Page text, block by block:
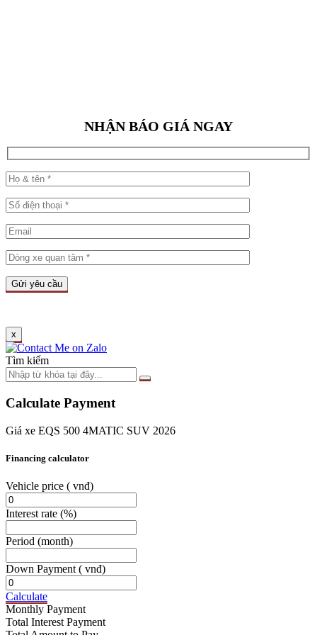
NHẬN BÁO GIÁ NGAY
x
Tìm kiếm
Calculate Payment
Giá xe EQS 500 4MATIC SUV 2026
Financing calculator
Vehicle price ( vnđ)
Interest rate (%)
Period (month)
Down Payment ( vnđ)
Calculate
Monthly Payment
Total Interest Payment